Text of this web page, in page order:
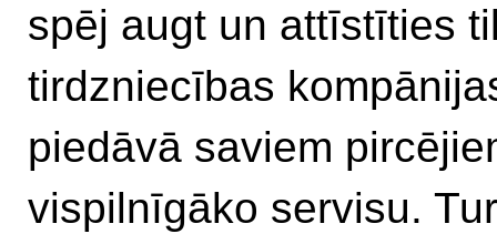
spēj augt un attīstīties
tirdzniecības
piedāvā saviem
vispilnīgāko servisu.